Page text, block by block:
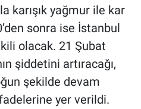
karışık yağmur ile kar
sonra ise İstanbul
olacak. 21 Şubat
şiddetini artıracağı,
şekilde devam
yer verildi.